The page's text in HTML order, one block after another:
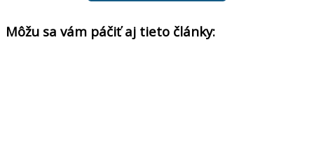
Môžu sa vám páčiť aj tieto články: